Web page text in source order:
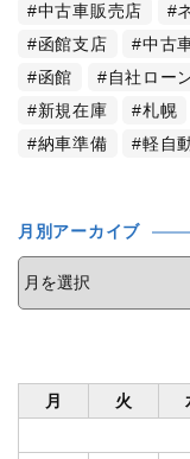
中古車販売店
函館支店
中古
函館
自社ロー
新規在庫
札幌
納車準備
軽自
月別アーカイブ
月 火